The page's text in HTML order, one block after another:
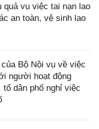
quả vụ việc tai nạn lao
an toàn, vệ sinh lao
Bộ Nội vụ về việc
người hoạt động
dân phố nghỉ việc